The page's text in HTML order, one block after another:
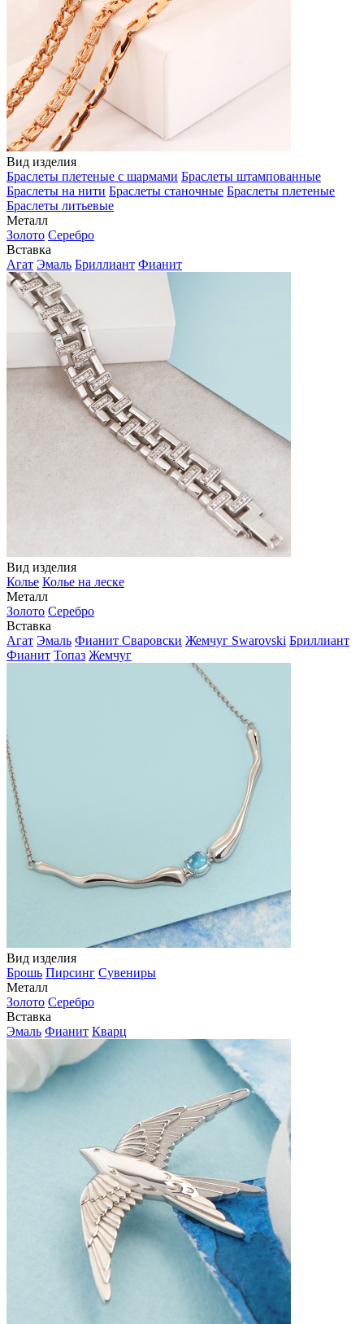
Вид изделия
Браслеты плетеные с шармами Браслеты штампованные
Браслеты на нити Браслеты станочные Браслеты плетеные
Браслеты литьевые
Металл
Золото Серебро
Вставка
Агат Эмаль Бриллиант Фианит
Вид изделия
Колье Колье на леске
Металл
Золото Серебро
Вставка
Агат Эмаль Фианит Сваровски Жемчуг Swarovski Бриллиант
Фианит Топаз Жемчуг
Вид изделия
Брошь Пирсинг Сувениры
Металл
Золото Серебро
Вставка
Эмаль Фианит Кварц